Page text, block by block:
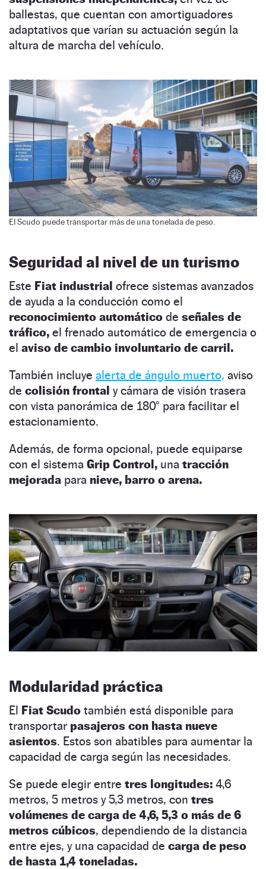
ballestas, que cuentan con amortiguadores
adaptativos que varían su actuación según la
altura de marcha del vehículo.
El Scudo puede transportar más de una tonelada de peso.
Seguridad al nivel de un turismo
Este Fiat industrial ofrece sistemas avanzados
de ayuda a la conducción como el
reconocimiento automático de señales de
tráfico, el frenado automático de emergencia o
el aviso de cambio involuntario de carril.
También incluye alerta de ángulo muerto, aviso
de colisión frontal y cámara de visión trasera
con vista panorámica de 180° para facilitar el
estacionamiento.
Además, de forma opcional, puede equiparse
con el sistema Grip Control, una tracción
mejorada para nieve, barro o arena.
Modularidad práctica
El Fiat Scudo también está disponible para
transportar pasajeros con hasta nueve
asientos. Estos son abatibles para aumentar la
capacidad de carga según las necesidades.
Se puede elegir entre tres longitudes: 4,6
metros, 5 metros y 5,3 metros, con tres
volúmenes de carga de 4,6, 5,3 o más de 6
metros cúbicos, dependiendo de la distancia
entre ejes, y una capacidad de carga de peso
de hasta 1,4 toneladas.